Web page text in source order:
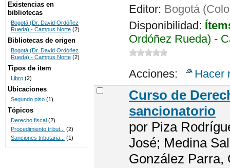
Editor: Bogotá
Disponibilidad:
Ordóñez Rueda) -
Acciones: Hacer
Curso de
sancionatorio
por Piza
José; Medina
González Parra,
Existencias en
bibliotecas
Bogotá (Dr. David Ordóñez
Rueda) - Campus Norte (2)
Bibliotecas de origen
Bogotá (Dr. David Ordóñez
Rueda) - Campus Norte (2)
Tipos de ítem
Libro (2)
Ubicaciones
Segundo piso (1)
Tópicos
Derecho fiscal (2)
Procedimiento tribut...
(2)
Sanciones tributaria... (1)